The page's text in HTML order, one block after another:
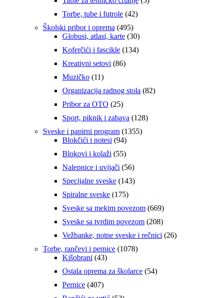
je
bila:
je:
2.921,75 RSD.
Joumma Bags® Spain
Dodaj u korpu
ADEPT Kurt novčanik 80.912.22
Originalna
cena
bila:
4.995,00 RSD.
3.246,75RSDTrenutna
cena
3.246,75 RSD.
Dodaj u korpu
ADEPT Kurt novčanik 80.931.21
cena
je
bila:
4.695,00 RSD.
cena
je:
3.051,75 RSD.
Joumma Bags® Spain
Dodaj u korpu
ADEPT Kurt novčanik 80.931.22
Torbe, tube i futrole 4242
Školski pribor i oprema 495495
proizvoda
Globusi, atlasi, karte 3030
Koferčići i fascikle 134134
Kreativni setovi 8686
Muzičko 1111
Organizacija radnog stola 8282
Pribor za OTO 2525
Sport, piknik i zabava 128128
Sveske i papirni program 13551355
Blokčići i notesi 9494
Blokovi i kolaži 5555
Nalepnice i uvijači 5656
Specijalne sveske 143143
Spiralne sveske 175175
Sveske sa mekim povezom 669669
Sveske sa tvrdim povezom 208208
Vežbanke, notne sveske i rečnici 2626
Torbe, rančevi i pernice 10781078
Kišobrani 4343
Ostala oprema za školarce 5454
Pernice 407407